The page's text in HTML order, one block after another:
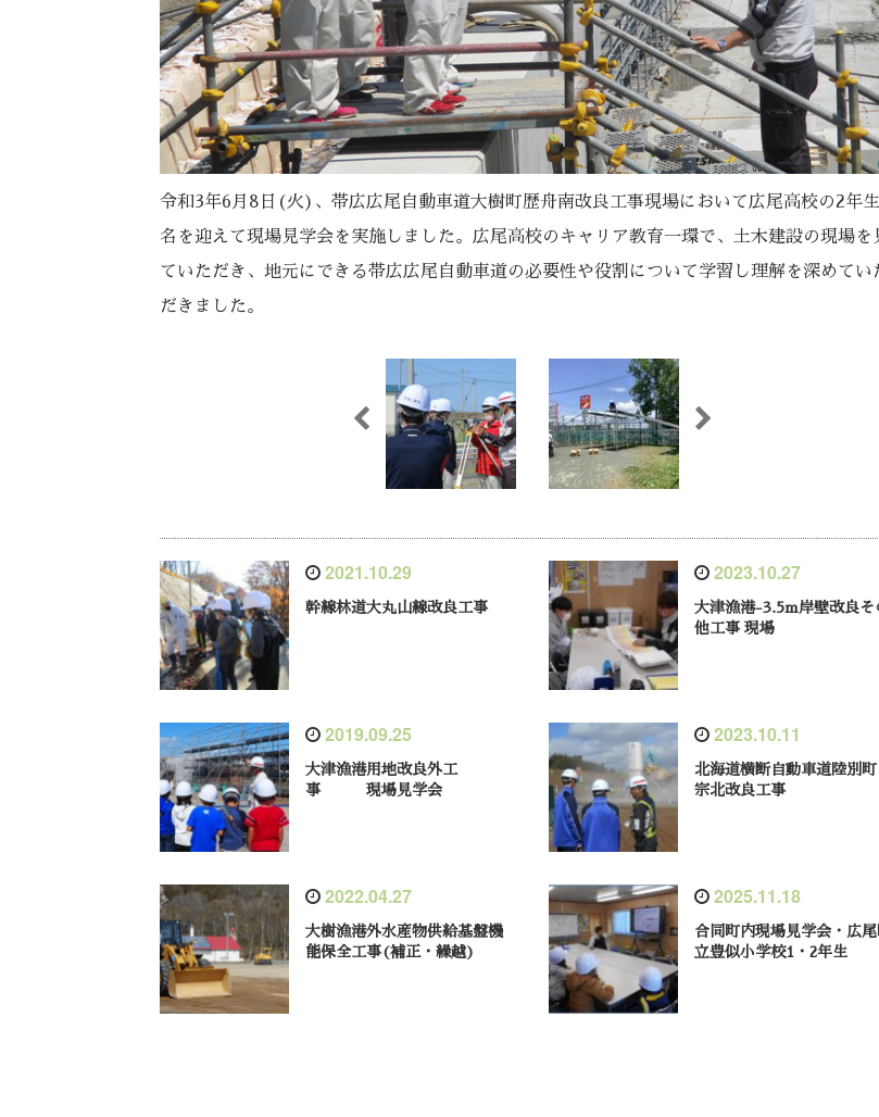
令和3年6月8日(火)、帯広広尾自動車道大樹町歴舟南改良工事現場において広尾高校の2年
名を迎えて現場見学会を実施しました。広尾高校のキャリア教育一環で、土木建設の現場を
ていただき、地元にできる帯広広尾自動車道の必要性や役割について学習し理解を深めてい
だきました。
2021.10.29
幹線林道大丸山線改良工事
2023.10.27
大津漁港-3.5m岸壁改良そ
他工事 現場
2019.09.25
大津漁港用地改良外工
事 現場見学会
2023.10.11
北海道横断自動車道陸別町
宗北改良工事
2022.04.27
大樹漁港外水産物供給基盤機
能保全工事(補正・繰越)
2025.11.18
合同町内現場見学会・広尾
立豊似小学校1・2年生